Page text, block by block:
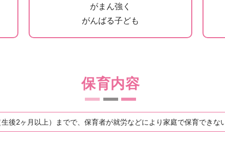
がまん強く
がんばる子ども
保育内容
後2ヶ月以上）までで、保育者が就労などにより家庭で保育できな